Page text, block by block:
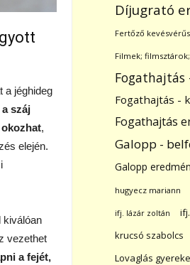
a jéghideg
száj
,
elején.
kiválóan
vezethet
a fejét,
Díjugrató
Fertőző
Filmek;
Fogathajtás
Fogathajtás -
Fogathajtás
Galopp -
Galopp
hugyecz mariann
ifj. lázár zoltán
krucsó szabolcs
Lovaglás